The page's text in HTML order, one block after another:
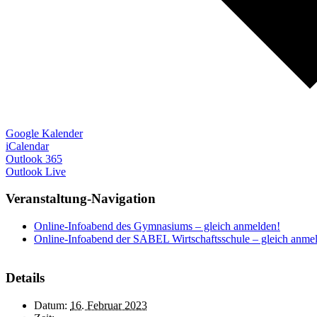
Google Kalender
iCalendar
Outlook 365
Outlook Live
Veranstaltung-Navigation
Online-Infoabend des Gymnasiums – gleich anmelden!
Online-Infoabend der SABEL Wirtschaftsschule – gleich
Details
Datum: 16. Februar 2023